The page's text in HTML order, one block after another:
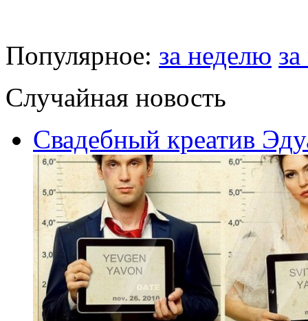
Популярное: за неделю
Случайная новость
Свадебный креатив